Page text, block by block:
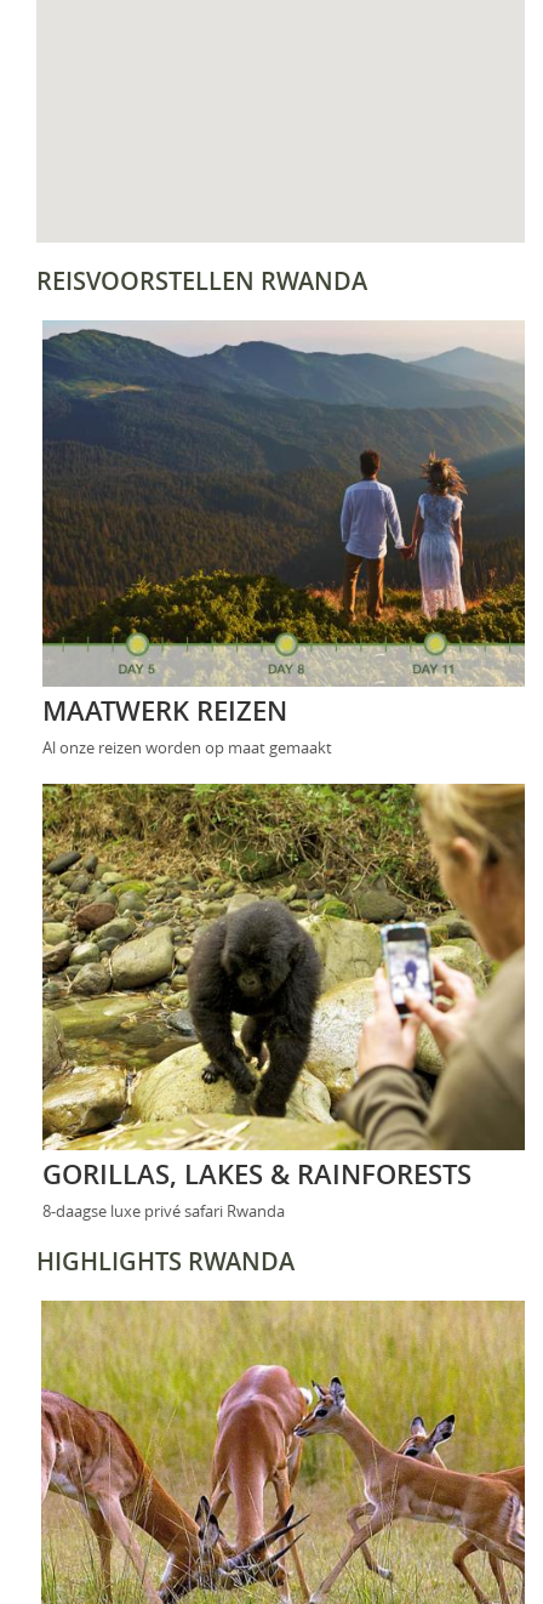
REISVOORSTELLEN RWANDA
MAATWERK REIZEN
Al onze reizen worden op maat gemaakt
GORILLAS, LAKES & RAINFORESTS
8-daagse luxe privé safari Rwanda
HIGHLIGHTS RWANDA